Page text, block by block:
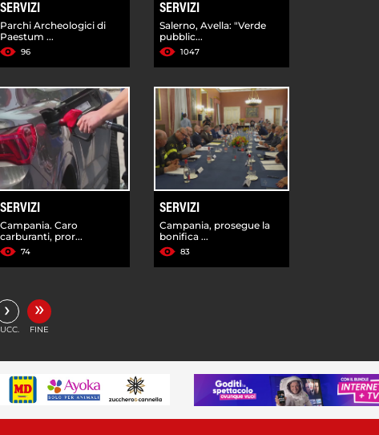
SERVIZI
Parchi Archeologici di
Paestum ...
96
SERVIZI
Salerno, Avella: "Verde
pubblic...
1047
SERVIZI
Campania. Caro
carburanti, pror...
74
SERVIZI
Campania, prosegue la
bonifica ...
83
› »
FINE